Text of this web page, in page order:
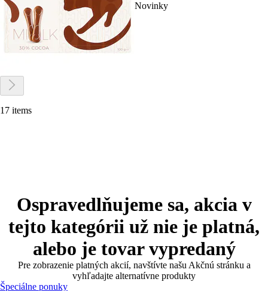
Novinky
17 items
Ospravedlňujeme sa, akcia v
tejto kategórii už nie je platná,
alebo je tovar vypredaný
Pre zobrazenie platných akcií, navštívte našu Akčnú stránku a
vyhľadajte alternatívne produkty
Špeciálne ponuky